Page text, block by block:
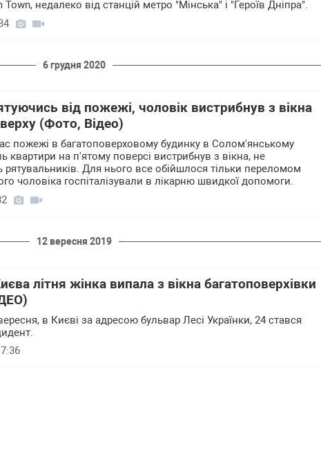
Town, недалеко від станцій метро "Мінська" і "Героїв Дніпра".
6 грудня 2020
від пожежі, чоловік вистрибнув з вікна
(Фото, Відео)
пожежі в багатоповерховому будинку в Солом'янському
квартири на п'ятому поверсі вистрибнув з вікна, не
Для нього все обійшлося тільки переломом
чоловіка госпіталізували в лікарню швидкої допомоги.
12 вересня 2019
літня жінка випала з вікна багатоповерхівки
в Києві за адресою бульвар Лесі Українки, 24 стався